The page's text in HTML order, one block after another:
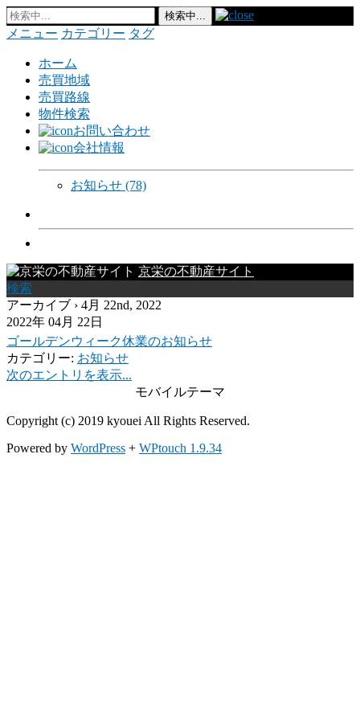
メニュー カテゴリー タグ
ホーム
売買地域
売買路線
物件検索
お問い合わせ
会社情報
お知らせ (78)
京栄の不動産サイト
検索
アーカイブ › 4月 22nd, 2022
2022年 04月 22日
ゴールデンウィーク休業のお知らせ
カテゴリー: お知らせ
次のエントリを表示...
モバイルテーマ
Copyright (c) 2019 kyouei All Rights Reserved.
Powered by WordPress + WPtouch 1.9.34